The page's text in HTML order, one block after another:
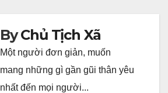
ByChủ Tịch Xã
Một người đơn giản, muốn
mang những gì gần gũi thân yêu
nhất đến mọi người...